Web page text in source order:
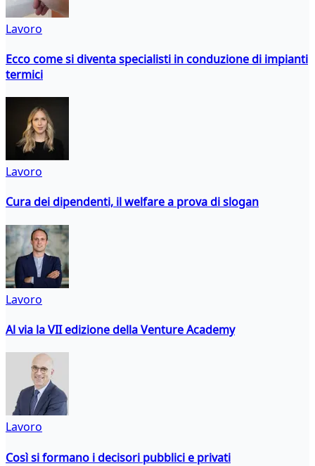
Lavoro
Ecco come si diventa specialisti in conduzione di impianti
termici
Lavoro
Cura dei dipendenti, il welfare a prova di slogan
Lavoro
Al via la VII edizione della Venture Academy
Lavoro
Così si formano i decisori pubblici e privati